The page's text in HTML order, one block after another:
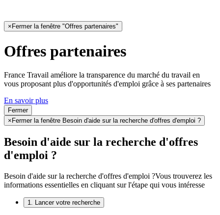
× Fermer la fenêtre "Offres partenaires"
Offres partenaires
France Travail améliore la transparence du marché du travail en
vous proposant plus d'opportunités d'emploi grâce à ses partenaires
En savoir plus
Fermer
× Fermer la fenêtre Besoin d'aide sur la recherche d'offres d'emploi ?
Besoin d'aide sur la recherche d'offres
d'emploi ?
Besoin d'aide sur la recherche d'offres d'emploi ?Vous trouverez les
informations essentielles en cliquant sur l'étape qui vous intéresse
1. Lancer votre recherche